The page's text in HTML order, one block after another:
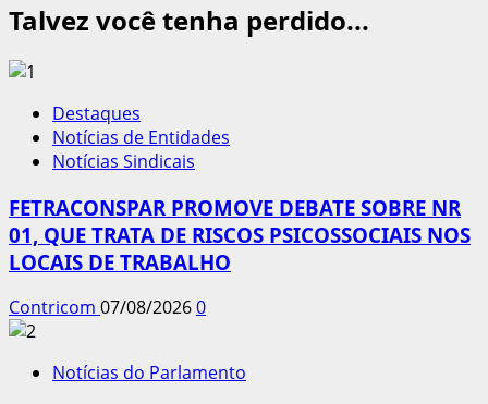
Talvez você tenha perdido...
Destaques
Notícias de Entidades
Notícias Sindicais
FETRACONSPAR PROMOVE DEBATE SOBRE NR
01, QUE TRATA DE RISCOS PSICOSSOCIAIS NOS
LOCAIS DE TRABALHO
Contricom 07/08/20260
Notícias do Parlamento